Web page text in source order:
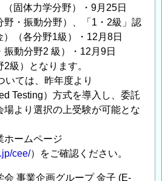
固体力学分野）・9月25日
野・振動分野）、「1・2級」認
（各分野1級）・12月8日
振動分野2 級）・12月9日
2級）となります。
いては、昨年度より
Testing）方式を導入し、委託
場より選択の上受験が可能とな
ホームページ
cee/）をご確認ください。
会 事業企画グループ 金子 (E-